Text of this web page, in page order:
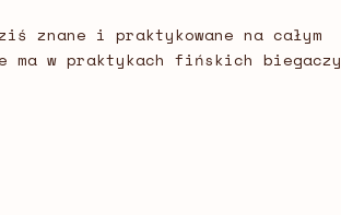
znane i praktykowane na całym
ma w praktykach fińskich biegaczy